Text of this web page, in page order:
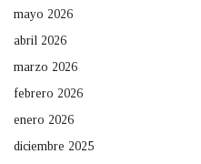
mayo 2026
abril 2026
marzo 2026
febrero 2026
enero 2026
diciembre 2025